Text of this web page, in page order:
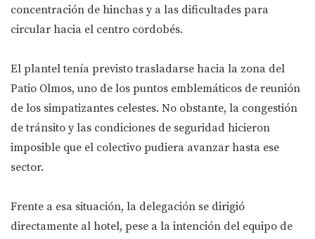
concentración de hinchas y a las dificultades para
circular hacia el centro cordobés.
El plantel tenía previsto trasladarse hacia la zona del
Patio Olmos, uno de los puntos emblemáticos de reunión
de los simpatizantes celestes. No obstante, la congestión
de tránsito y las condiciones de seguridad hicieron
imposible que el colectivo pudiera avanzar hasta ese
sector.
Frente a esa situación, la delegación se dirigió
directamente al hotel, pese a la intención del equipo de